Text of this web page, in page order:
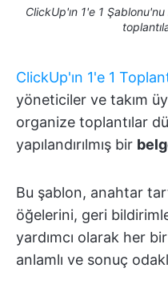
ClickUp'ın 1'e 1
ClickUp'ın 1'e 1
yöneticiler ve takım
organize toplantılar
yapılandırılmış bir
Bu şablon, anahtar
öğelerini, geri
yardımcı olarak her
anlamlı ve sonuç